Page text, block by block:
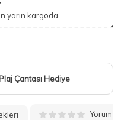
yarın kargoda
Çantası Hediye
Yorum